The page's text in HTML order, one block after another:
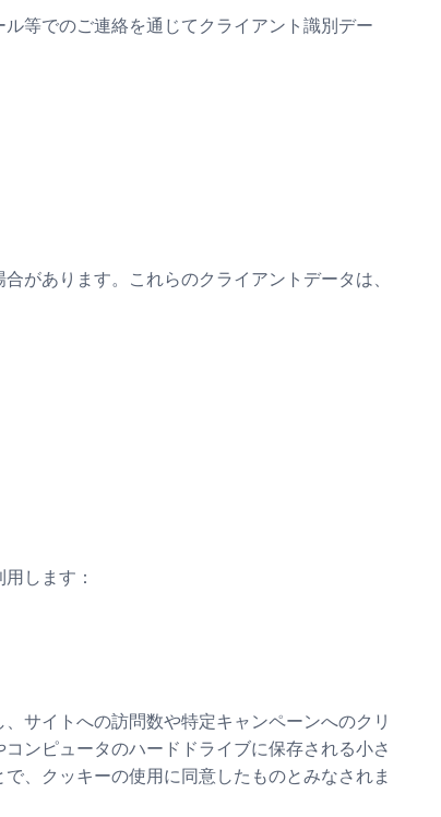
等でのご連絡を通じてクライアント識別デー
があります。これらのクライアントデータは、
します：
サイトへの訪問数や特定キャンペーンへのクリ
ンピュータのハードドライブに保存される小さ
、クッキーの使用に同意したものとみなされま